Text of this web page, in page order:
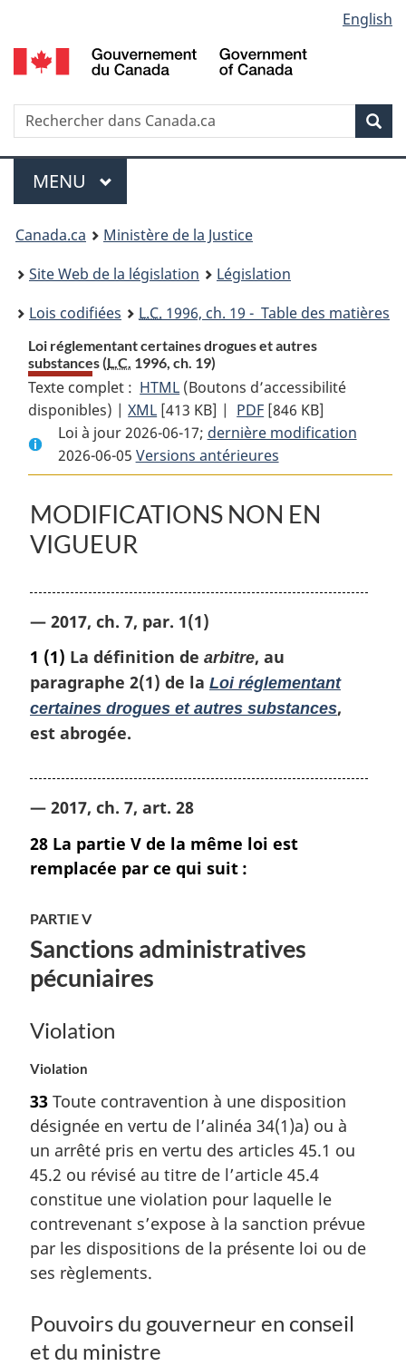
au
contenu
propos
de
la
HTML
simplifiée
selection
English
Recherche
Menu
MENU PRINCIPAL
You
are
here:
Canada.ca
Ministère de la Justice
Site Web de la législation
Législation
Lois codifiées
L.C. 1996, ch. 19 - Table des matières
Loi réglementant certaines drogues et autres
substances (L.C. 1996, ch. 19)
Texte complet : HTML Texte
complet
:
Loi
réglementant
certaines
drogues
substances
(Boutons d’accessibilité
disponibles) |XML Texte
complet
:
Loi
réglementant
certaines
autres
substances
[413 KB] | PDF Texte
complet
:
Loi
réglementant
certaines
autres
[846 KB]
Loi à jour 2026-06-17; dernière modification
2026-06-05 Versions antérieures
MODIFICATIONS NON EN
VIGUEUR
— 2017, ch. 7, par. 1(1)
1 (1) La définition de arbitre, au
paragraphe 2(1) de la Loi réglementant
certaines drogues et autres substances,
est abrogée.
— 2017, ch. 7, art. 28
28 La partie V de la même loi est
remplacée par ce qui suit :
PARTIE V
Sanctions administratives
pécuniaires
Violation
Violation
33 Toute contravention à une disposition
désignée en vertu de l’alinéa 34(1)a) ou à
un arrêté pris en vertu des articles 45.1 ou
45.2 ou révisé au titre de l’article 45.4
constitue une violation pour laquelle le
contrevenant s’expose à la sanction prévue
par les dispositions de la présente loi ou de
ses règlements.
Pouvoirs du gouverneur en conseil
et du ministre